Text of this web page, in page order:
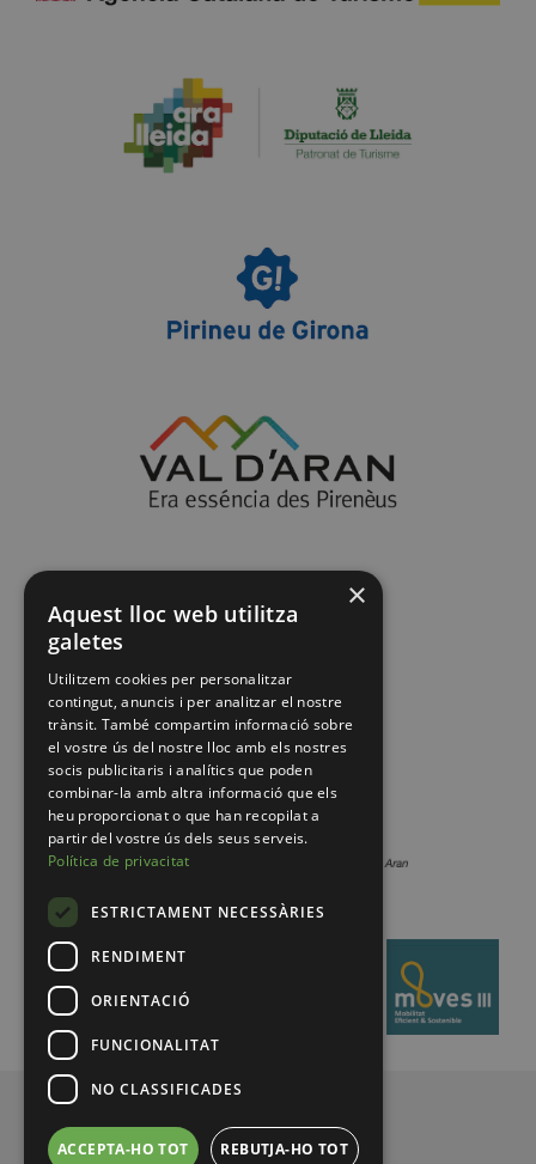
×
Aquest lloc web utilitza
galetes
Utilitzem cookies per personalitzar
contingut, anuncis i per analitzar el nostre
trànsit. També compartim informació sobre
el vostre ús del nostre lloc amb els nostres
socis publicitaris i analítics que poden
combinar-la amb altra informació que els
heu proporcionat o que han recopilat a
partir del vostre ús dels seus serveis.
Política de privacitat
ESTRICTAMENT NECESSÀRIES
RENDIMENT
ORIENTACIÓ
FUNCIONALITAT
NO CLASSIFICADES
ACCEPTA-HO TOT REBUTJA-HO TOT